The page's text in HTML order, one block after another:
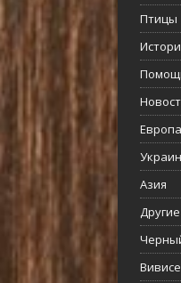
Птицы
Европа
Азия